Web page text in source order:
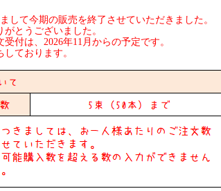
して今期の販売を終了させていただきました。
とうございました。
付は、2026年11月からの予定です。
ております。